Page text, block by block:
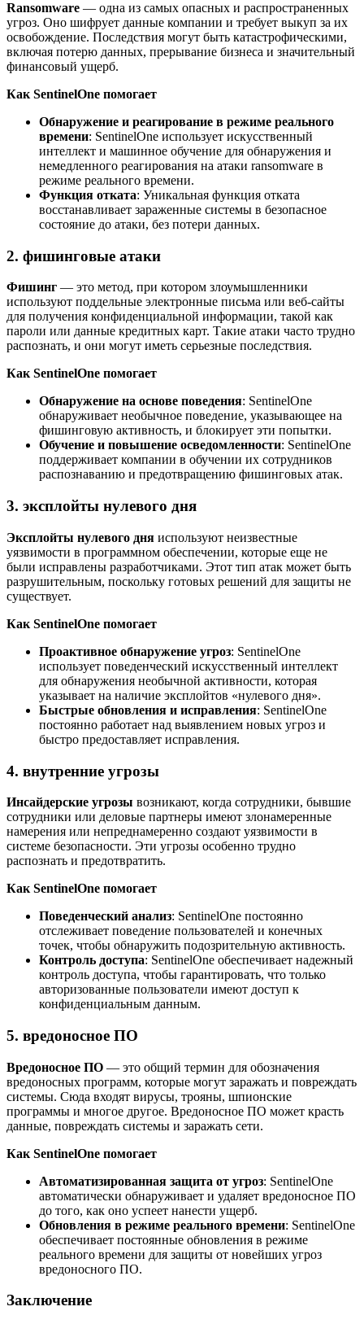
Ransomware — одна из самых опасных и распространенных
угроз. Оно шифрует данные компании и требует выкуп за их
освобождение. Последствия могут быть катастрофическими,
включая потерю данных, прерывание бизнеса и значительный
финансовый ущерб.
Как SentinelOne помогает
Обнаружение и реагирование в режиме реального
времени: SentinelOne использует искусственный
интеллект и машинное обучение для обнаружения и
немедленного реагирования на атаки ransomware в
режиме реального времени.
Функция отката: Уникальная функция отката
восстанавливает зараженные системы в безопасное
состояние до атаки, без потери данных.
2. фишинговые атаки
Фишинг — это метод, при котором злоумышленники
используют поддельные электронные письма или веб-сайты
для получения конфиденциальной информации, такой как
пароли или данные кредитных карт. Такие атаки часто трудно
распознать, и они могут иметь серьезные последствия.
Как SentinelOne помогает
Обнаружение на основе поведения: SentinelOne
обнаруживает необычное поведение, указывающее на
фишинговую активность, и блокирует эти попытки.
Обучение и повышение осведомленности: SentinelOne
поддерживает компании в обучении их сотрудников
распознаванию и предотвращению фишинговых атак.
3. эксплойты нулевого дня
Эксплойты нулевого дня используют неизвестные
уязвимости в программном обеспечении, которые еще не
были исправлены разработчиками. Этот тип атак может быть
разрушительным, поскольку готовых решений для защиты не
существует.
Как SentinelOne помогает
Проактивное обнаружение угроз: SentinelOne
использует поведенческий искусственный интеллект
для обнаружения необычной активности, которая
указывает на наличие эксплойтов «нулевого дня».
Быстрые обновления и исправления: SentinelOne
постоянно работает над выявлением новых угроз и
быстро предоставляет исправления.
4. внутренние угрозы
Инсайдерские угрозы возникают, когда сотрудники, бывшие
сотрудники или деловые партнеры имеют злонамеренные
намерения или непреднамеренно создают уязвимости в
системе безопасности. Эти угрозы особенно трудно
распознать и предотвратить.
Как SentinelOne помогает
Поведенческий анализ: SentinelOne постоянно
отслеживает поведение пользователей и конечных
точек, чтобы обнаружить подозрительную активность.
Контроль доступа: SentinelOne обеспечивает надежный
контроль доступа, чтобы гарантировать, что только
авторизованные пользователи имеют доступ к
конфиденциальным данным.
5. вредоносное ПО
Вредоносное ПО — это общий термин для обозначения
вредоносных программ, которые могут заражать и повреждать
системы. Сюда входят вирусы, трояны, шпионские
программы и многое другое. Вредоносное ПО может красть
данные, повреждать системы и заражать сети.
Как SentinelOne помогает
Автоматизированная защита от угроз: SentinelOne
автоматически обнаруживает и удаляет вредоносное ПО
до того, как оно успеет нанести ущерб.
Обновления в режиме реального времени: SentinelOne
обеспечивает постоянные обновления в режиме
реального времени для защиты от новейших угроз
вредоносного ПО.
Заключение